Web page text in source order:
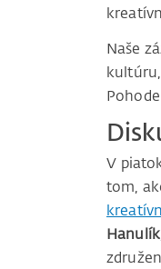
Naše
V
tom,
Hanulík